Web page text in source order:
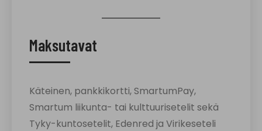
Maksutavat
Käteinen, pankkikortti, SmartumPay,
Smartum liikunta- tai kulttuurisetelit sekä
Tyky-kuntosetelit, Edenred ja Virikeseteli